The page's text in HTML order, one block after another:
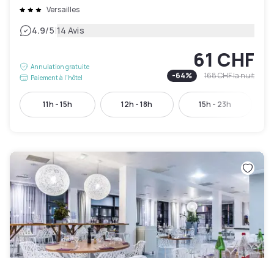
Versailles
4.9/5|14 Avis
Annulation gratuite
Paiement à l'hôtel
61 CHF
-64% 168 CHFla nuit
11h - 15h 12h - 18h 15h - 23h